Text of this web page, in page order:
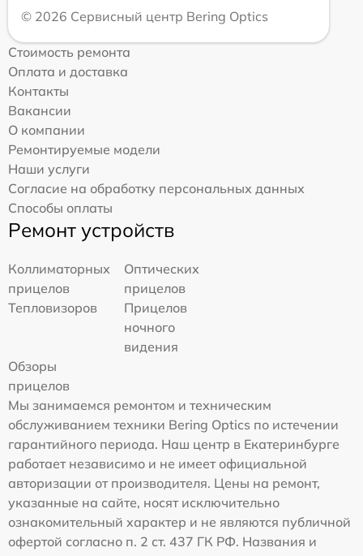
© 2026 Сервисный центр Bering Optics
Стоимость ремонта
Оплата и доставка
Контакты
Вакансии
О компании
Ремонтируемые модели
Наши услуги
Согласие на обработку персональных данных
Способы оплаты
Ремонт устройств
Коллиматорных
прицелов
Оптических
прицелов
Тепловизоров
Прицелов
ночного
видения
Обзоры
прицелов
Мы занимаемся ремонтом и техническим
обслуживанием техники Bering Optics по истечении
гарантийного периода. Наш центр в Екатеринбурге
работает независимо и не имеет официальной
авторизации от производителя. Цены на ремонт,
указанные на сайте, носят исключительно
ознакомительный характер и не являются публичной
офертой согласно п. 2 ст. 437 ГК РФ. Названия и